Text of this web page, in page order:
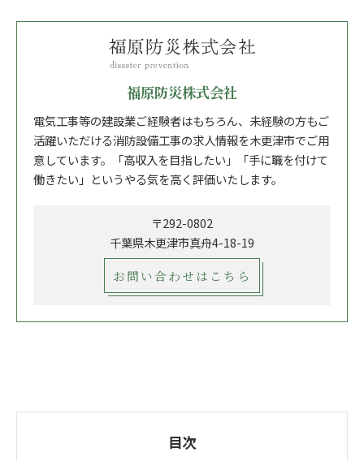
福原防災株式会社
電気工事等の建設業ご経験者はもちろん、未経験の方もご
活躍いただける消防設備工事の求人情報を木更津市でご用
意しています。「高収入を目指したい」「手に職を付けて
働きたい」というやる気を高く評価いたします。
〒292-0802
千葉県木更津市真舟4-18-19
お問い合わせはこちら
目次